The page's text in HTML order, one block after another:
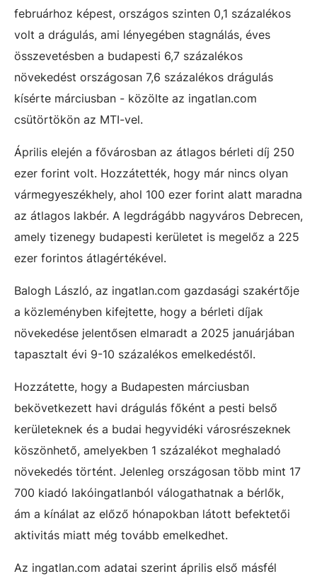
februárhoz képest, országos szinten 0,1 százalékos
volt a drágulás, ami lényegében stagnálás, éves
összevetésben a budapesti 6,7 százalékos
növekedést országosan 7,6 százalékos drágulás
kísérte márciusban - közölte az ingatlan.com
csütörtökön az MTI-vel.
Április elején a fővárosban az átlagos bérleti díj 250
ezer forint volt. Hozzátették, hogy már nincs olyan
vármegyeszékhely, ahol 100 ezer forint alatt maradna
az átlagos lakbér. A legdrágább nagyváros Debrecen,
amely tizenegy budapesti kerületet is megelőz a 225
ezer forintos átlagértékével.
Balogh László, az ingatlan.com gazdasági szakértője
a közleményben kifejtette, hogy a bérleti díjak
növekedése jelentősen elmaradt a 2025 januárjában
tapasztalt évi 9-10 százalékos emelkedéstől.
Hozzátette, hogy a Budapesten márciusban
bekövetkezett havi drágulás főként a pesti belső
kerületeknek és a budai hegyvidéki városrészeknek
köszönhető, amelyekben 1 százalékot meghaladó
növekedés történt. Jelenleg országosan több mint 17
700 kiadó lakóingatlanból válogathatnak a bérlők,
ám a kínálat az előző hónapokban látott befektetői
aktivitás miatt még tovább emelkedhet.
Az ingatlan.com adatai szerint április első másfél